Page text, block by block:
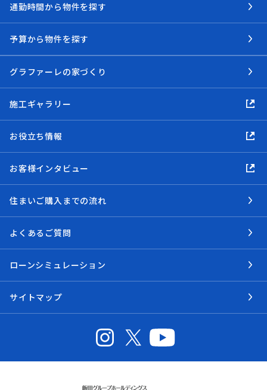
通勤時間から物件を探す
予算から物件を探す
グラファーレの家づくり
施工ギャラリー
お役立ち情報
お客様インタビュー
住まいご購入までの流れ
よくあるご質問
ローンシミュレーション
サイトマップ